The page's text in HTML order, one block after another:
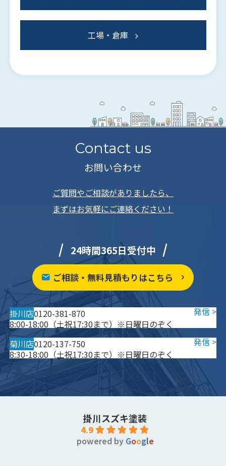
工場・倉庫
Contact us
お問い合わせ
ご質問やご相談がありましたら、
まずはお気軽にご連絡ください！
24時間365日受付中
ご相談・無料見積もりはこちら
掛川店0120-381-870
8:00-18:00（土祝17:30まで）※日曜日のぞく
菊川店0120-137-750
8:30-18:00（土祝17:30まで）※日曜日のぞく
掛川スズキ塗装
4.9
powered by Google